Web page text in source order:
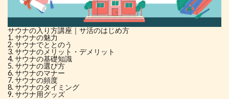
サウナの入り方講座｜サ活のはじめ方
サウナの魅力
サウナでととのう
サウナのメリット・デメリット
サウナの基礎知識
サウナの選び方
サウナのマナー
サウナの頻度
サウナのタイミング
サウナ用グッズ